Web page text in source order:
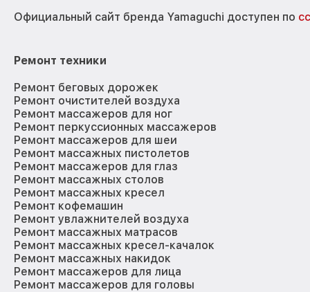
Официальный сайт бренда Yamaguchi доступен по
Ремонт техники
Ремонт беговых дорожек
Ремонт очистителей воздуха
Ремонт массажеров для ног
Ремонт перкуссионных массажеров
Ремонт массажеров для шеи
Ремонт массажных пистолетов
Ремонт массажеров для глаз
Ремонт массажных столов
Ремонт массажных кресел
Ремонт кофемашин
Ремонт увлажнителей воздуха
Ремонт массажных матрасов
Ремонт массажных кресел-качалок
Ремонт массажных накидок
Ремонт массажеров для лица
Ремонт массажеров для головы